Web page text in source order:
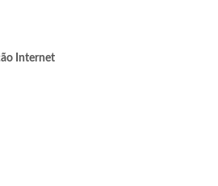
Internet